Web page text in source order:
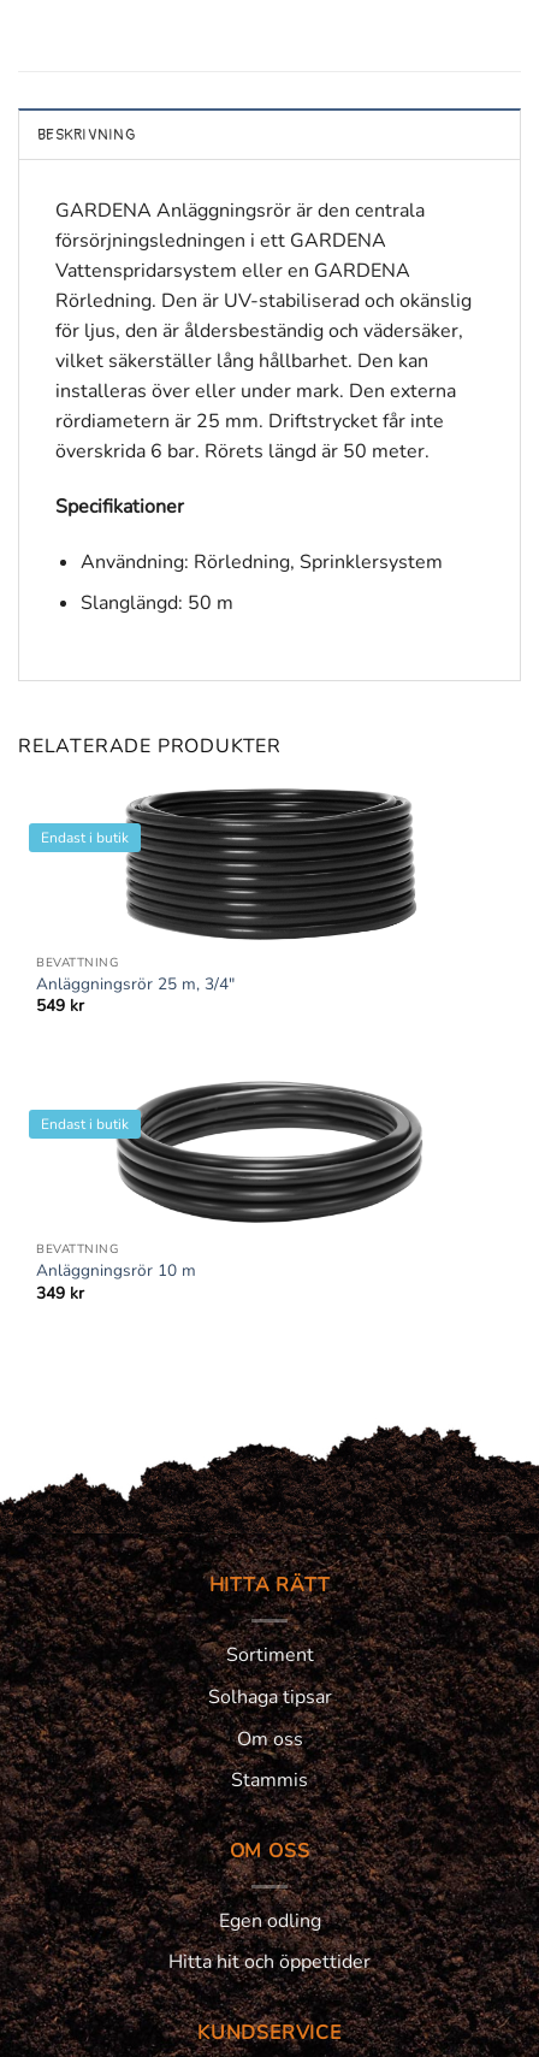
BESKRIVNING
GARDENA Anläggningsrör är den centrala
försörjningsledningen i ett GARDENA
Vattenspridarsystem eller en GARDENA
Rörledning. Den är UV-stabiliserad och okänslig
för ljus, den är åldersbeständig och vädersäker,
vilket säkerställer lång hållbarhet. Den kan
installeras över eller under mark. Den externa
rördiametern är 25 mm. Driftstrycket får inte
överskrida 6 bar. Rörets längd är 50 meter.
Specifikationer
Användning: Rörledning, Sprinklersystem
Slanglängd: 50 m
RELATERADE PRODUKTER
Endast i butik
BEVATTNING
Anläggningsrör 25 m, 3/4″
549 kr
Endast i butik
BEVATTNING
Anläggningsrör 10 m
349 kr
HITTA RÄTT
Sortiment
Solhaga tipsar
Om oss
Stammis
OM OSS
Egen odling
Hitta hit och öppettider
KUNDSERVICE